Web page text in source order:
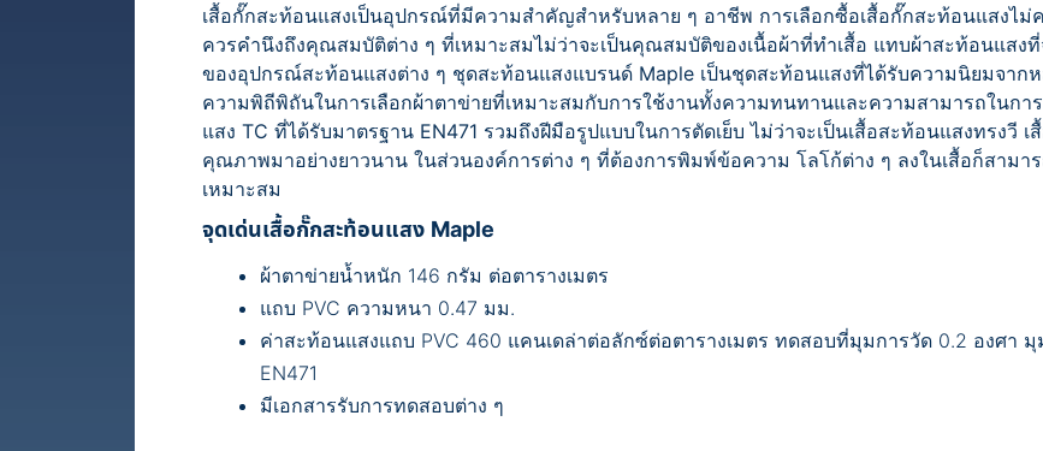
เสื้อกั๊กสะท้อนแสงเป็นอุปกรณ์ที่มีความสำคัญสำหรับหลาย ๆ อาชีพ การเลือกซื้อเสื้อกั๊กสะท้อนแสงไม่
ควรคำนึงถึงคุณสมบัติต่าง ๆ ที่เหมาะสมไม่ว่าจะเป็นคุณสมบัติของเนื้อผ้าที่ทำเสื้อ แทบผ้าสะท้อนแสง
ของอุปกรณ์สะท้อนแสงต่าง ๆ ชุดสะท้อนแสงแบรนด์ Maple เป็นชุดสะท้อนแสงที่ได้รับความนิยมจาก
ความพิถีพิถันในการเลือกผ้าตาข่ายที่เหมาะสมกับการใช้งานทั้งความทนทานและความสามารถในกา
แสง TC ที่ได้รับมาตรฐาน EN471 รวมถึงฝีมือรูปแบบในการตัดเย็บ ไม่ว่าจะเป็นเสื้อสะท้อนแสงทรงวี
คุณภาพมาอย่างยาวนาน ในส่วนองค์การต่าง ๆ ที่ต้องการพิมพ์ข้อความ โลโก้ต่าง ๆ ลงในเสื้อก็สามา
เหมาะสม
จุดเด่นเสื้อกั๊กสะท้อนแสง Maple
ผ้าตาข่ายน้ำหนัก 146 กรัม ต่อตารางเมตร
แถบ PVC ความหนา 0.47 มม.
ค่าสะท้อนแสงแถบ PVC 460 แคนเดล่าต่อลักซ์ต่อตารางเมตร ทดสอบที่มุมการวัด 0.2 องศา
EN471
มีเอกสารรับการทดสอบต่าง ๆ